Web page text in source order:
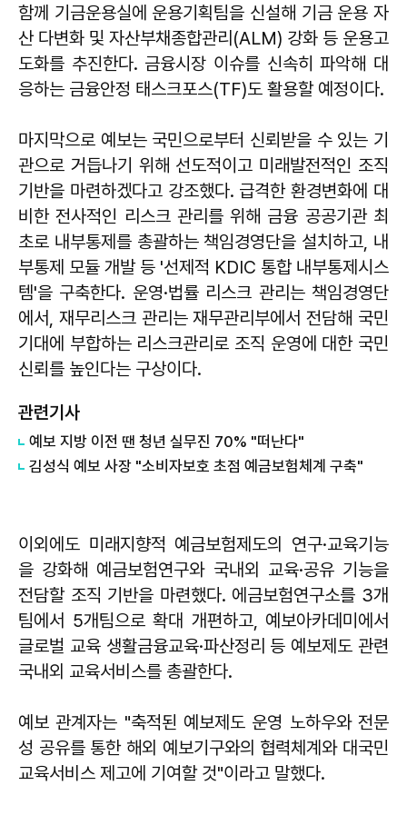
함께 기금운용실에 운용기획팀을 신설해 기금 운용 자
산 다변화 및 자산부채종합관리(ALM) 강화 등 운용고
도화를 추진한다. 금융시장 이슈를 신속히 파악해 대
응하는 금융안정 태스크포스(TF)도 활용할 예정이다.
마지막으로 예보는 국민으로부터 신뢰받을 수 있는 기
관으로 거듭나기 위해 선도적이고 미래발전적인 조직
기반을 마련하겠다고 강조했다. 급격한 환경변화에 대
비한 전사적인 리스크 관리를 위해 금융 공공기관 최
초로 내부통제를 총괄하는 책임경영단을 설치하고, 내
부통제 모듈 개발 등 '선제적 KDIC 통합 내부통제시스
템'을 구축한다. 운영·법률 리스크 관리는 책임경영단
에서, 재무리스크 관리는 재무관리부에서 전담해 국민
기대에 부합하는 리스크관리로 조직 운영에 대한 국민
신뢰를 높인다는 구상이다.
관련기사
예보 지방 이전 땐 청년 실무진 70% "떠난다"
김성식 예보 사장 "소비자보호 초점 예금보험체계 구축"
이외에도 미래지향적 예금보험제도의 연구·교육기능
을 강화해 예금보험연구와 국내외 교육·공유 기능을
전담할 조직 기반을 마련했다. 에금보험연구소를 3개
팀에서 5개팀으로 확대 개편하고, 예보아카데미에서
글로벌 교육 생활금융교육·파산정리 등 예보제도 관련
국내외 교육서비스를 총괄한다.
예보 관계자는 "축적된 예보제도 운영 노하우와 전문
성 공유를 통한 해외 예보기구와의 협력체계와 대국민
교육서비스 제고에 기여할 것"이라고 말했다.